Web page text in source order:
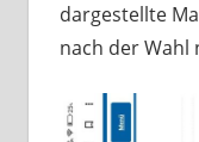
dargestellte
nach der Wahl